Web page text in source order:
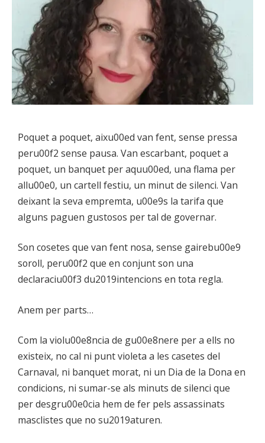
Poquet a poquet, aixu00ed van fent, sense pressa
peru00f2 sense pausa. Van escarbant, poquet a
poquet, un banquet per aquu00ed, una flama per
allu00e0, un cartell festiu, un minut de silenci. Van
deixant la seva empremta, u00e9s la tarifa que
alguns paguen gustosos per tal de governar.
Son cosetes que van fent nosa, sense gairebu00e9
soroll, peru00f2 que en conjunt son una
declaraciu00f3 du2019intencions en tota regla.
Anem per parts…
Com la violu00e8ncia de gu00e8nere per a ells no
existeix, no cal ni punt violeta a les casetes del
Carnaval, ni banquet morat, ni un Dia de la Dona en
condicions, ni sumar-se als minuts de silenci que
per desgru00e0cia hem de fer pels assassinats
masclistes que no su2019aturen.